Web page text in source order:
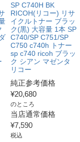
SP C740H BK
RICOH(リコー) リサ
イクルトナー ブラッ
ク(黒) 大容量 1本 SP
C740/SP C751/SP
C750 c740h トナー
sp c740 ricoh ブラッ
ク シアン マゼンタ
リコー
純正参考価格
¥20,680
のところ
当店通常価格
¥7,590
税込